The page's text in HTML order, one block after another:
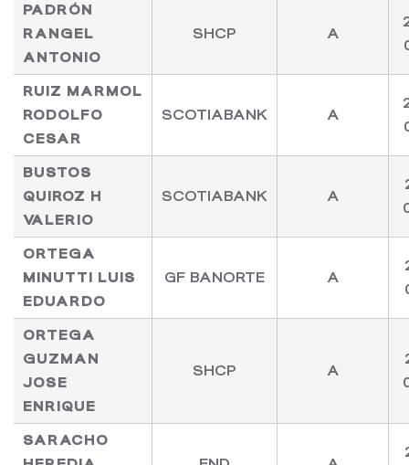
PADRÓN
RANGEL
ANTONIO
SHCP A
RUIZ MARMOL
RODOLFO
CESAR
SCOTIABANK A
BUSTOS
QUIROZ H
VALERIO
SCOTIABANK A
ORTEGA
MINUTTI LUIS
EDUARDO
GF BANORTE A
ORTEGA
GUZMAN
JOSE
ENRIQUE
SHCP A
SARACHO